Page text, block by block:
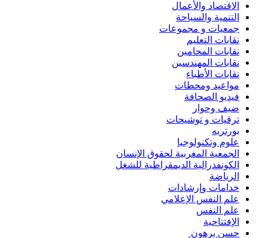
الاقتصاد والأعمال
التنمية والسياحة
جمعيات و مجموعات
نقابات التعليم
نقابات المحامين
نقابات المهندسين
نقابات الأطباء
مواعيد ومحطات
فيديو الصحافة
ضيف وحوار
ترقيات و توشيحات
بورتريه
علوم وتكنولوجيا
الجمعية المغربية لحقوق الإنسان
الكونفدرالية الديمقراطية للشغل
الرياضة
خدامات وإرشادات
علم النفس الإعلامي
علم النفس
الإفتتاحية
حسن برهون